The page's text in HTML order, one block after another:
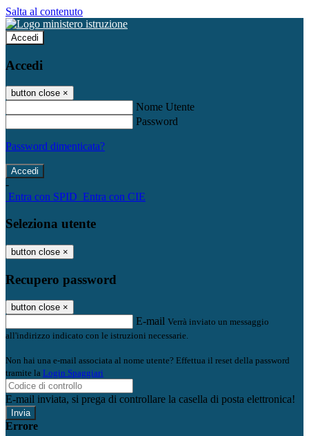
Salta al contenuto
Accedi
Accedi
button close ×
Nome Utente
Password
Password dimenticata?
-
Entra con SPID Entra con CIE
Seleziona utente
button close ×
Recupero password
button close ×
E-mail Verrà inviato un messaggio
all'indirizzo indicato con le istruzioni necessarie.
Non hai una e-mail associata al nome utente? Effettua il reset della password
tramite la Login Spaggiari
E-mail inviata, si prega di controllare la casella di posta elettronica!
Errore